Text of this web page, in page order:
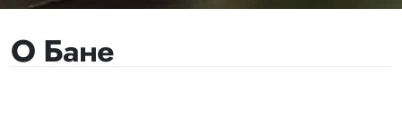
О Бане